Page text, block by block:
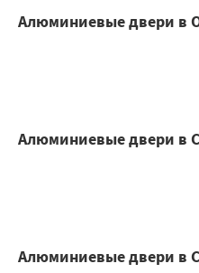
Алюминиевые двери в
Алюминиевые двери в
Алюминиевые двери в